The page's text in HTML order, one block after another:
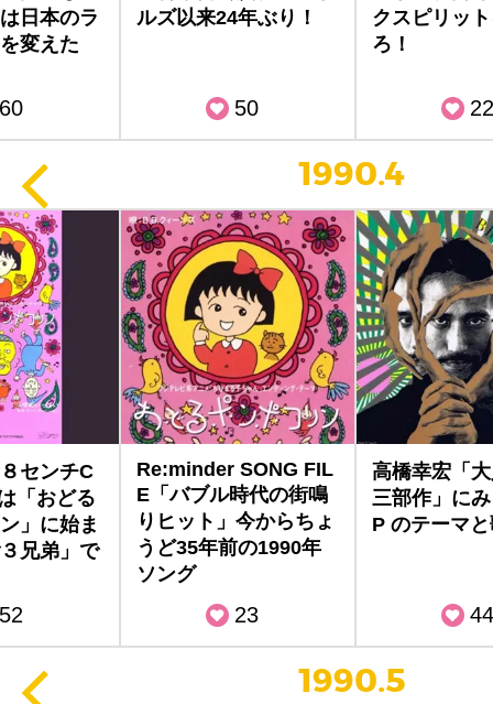
日本のラ
変えた
60
ルズ以来24年ぶり！
50
クスピリッ
ろ！
22
1990.4
センチC
「おどる
」に始ま
兄弟」で
52
Re:minder SONG FIL
E「バブル時代の街鳴
りヒット」今からちょ
うど35年前の1990年
ソング
23
高橋幸宏「
三部作」に
P のテーマ
44
1990.5